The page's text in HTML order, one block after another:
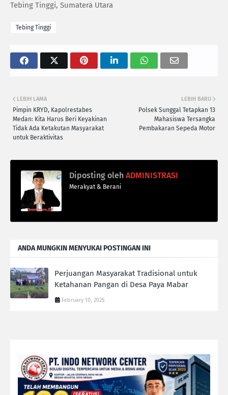
Tebing Tinggi, Sumatera Utara
Tebing Tinggi
LEBIH BARU
Polsek Sunggal Tetapkan 13
Mahasiswa Tersangka
Pembakaran Sepeda Motor
LEBIH LAMA
Pimpin KRYD, Kapolrestabes
Medan: Kita Harus Beri Keyakinan
Tidak Ada Ketakutan Masyarakat
untuk Beraktivitas
Diposting oleh ADMINISTRASI
Merakyat & Berani
ANDA MUNGKIN MENYUKAI POSTINGAN INI
Perjuangan Masyarakat Tradisional untuk
Ketahanan Pangan di Desa Paya Mabar
February 10, 2025